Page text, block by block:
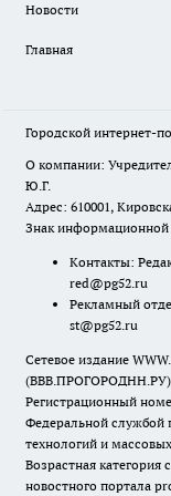
Новости
Главная
Городской интернет-
О компании:
Ю.Г.
Адрес: 610001,
Знак информационной
Контакты:
red@pg52.ru
Рекламный
st@pg52.ru
Сетевое издание
(ВВВ.ПРОГОРОДНН.РУ).
Регистрационный
Федеральной службой
технологий и
Возрастная категория
новостного портала